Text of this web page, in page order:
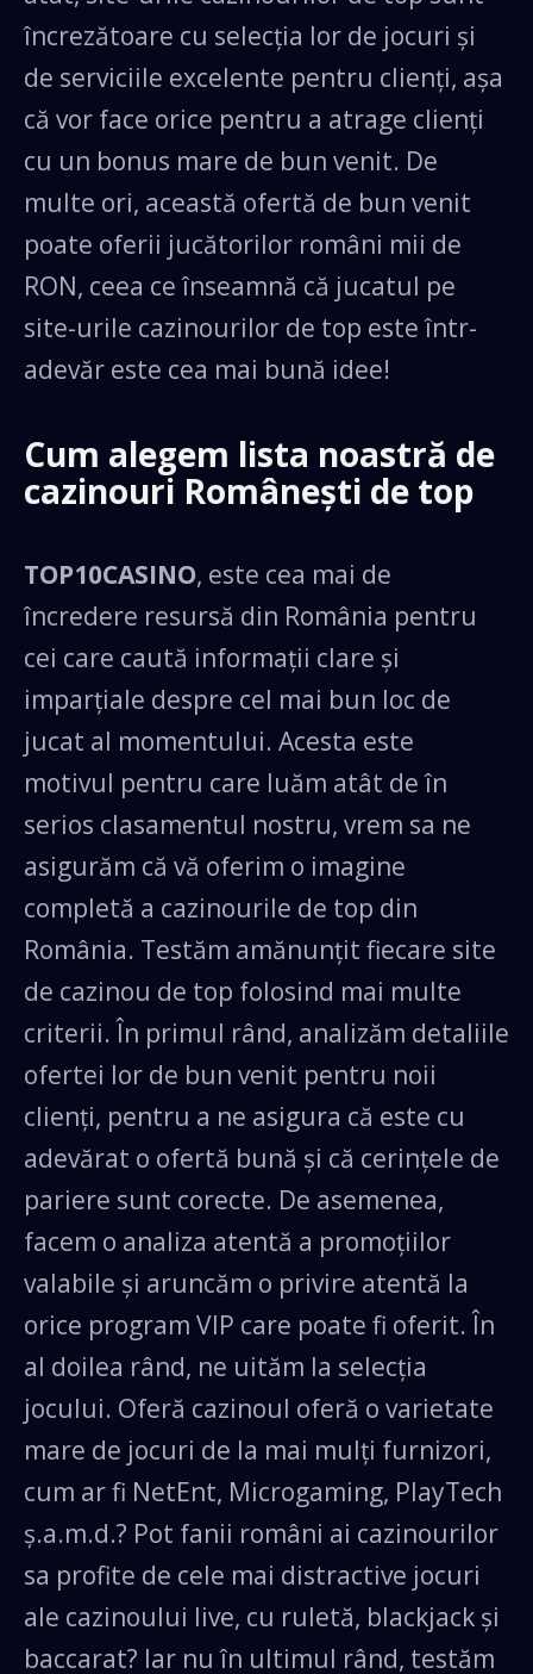
încrezătoare cu selecția lor de jocuri și
de serviciile excelente pentru clienți, așa
că vor face orice pentru a atrage clienți
cu un bonus mare de bun venit. De
multe ori, această ofertă de bun venit
poate oferii jucătorilor români mii de
RON, ceea ce înseamnă că jucatul pe
site-urile cazinourilor de top este într-
adevăr este cea mai bună idee!
Cum alegem lista noastră de
cazinouri Românești de top
TOP10CASINO, este cea mai de
încredere resursă din România pentru
cei care caută informații clare și
imparțiale despre cel mai bun loc de
jucat al momentului. Acesta este
motivul pentru care luăm atât de în
serios clasamentul nostru, vrem sa ne
asigurăm că vă oferim o imagine
completă a cazinourile de top din
România. Testăm amănunțit fiecare site
de cazinou de top folosind mai multe
criterii. În primul rând, analizăm detaliile
ofertei lor de bun venit pentru noii
clienți, pentru a ne asigura că este cu
adevărat o ofertă bună și că cerințele de
pariere sunt corecte. De asemenea,
facem o analiza atentă a promoțiilor
valabile și aruncăm o privire atentă la
orice program VIP care poate fi oferit. În
al doilea rând, ne uităm la selecția
jocului. Oferă cazinoul oferă o varietate
mare de jocuri de la mai mulți furnizori,
cum ar fi NetEnt, Microgaming, PlayTech
ș.a.m.d.? Pot fanii români ai cazinourilor
sa profite de cele mai distractive jocuri
ale cazinoului live, cu ruletă, blackjack și
baccarat? Iar nu în ultimul rând, testăm